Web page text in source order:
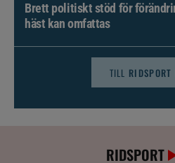
Brett politiskt stöd för
häst kan omfattas
TILL
RIDSPORT